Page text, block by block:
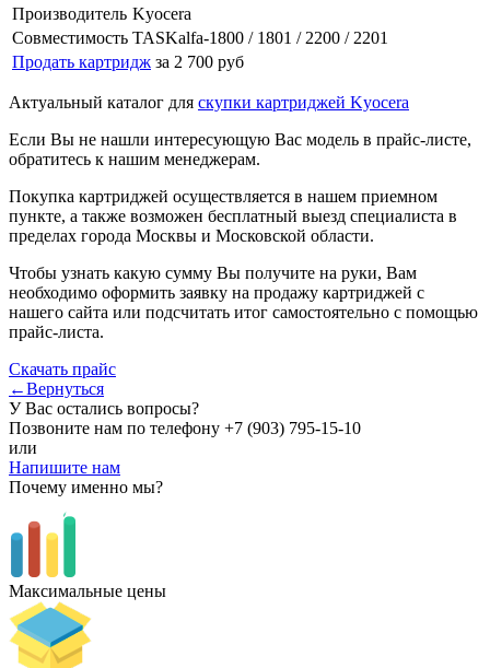
Производитель Kyocera
Совместимость TASKalfa-1800 / 1801 / 2200 / 2201
Продать картридж за 2 700 руб
Актуальный каталог для скупки картриджей Kyocera
Если Вы не нашли интересующую Вас модель в прайс-листе,
обратитесь к нашим менеджерам.
Покупка картриджей осуществляется в нашем приемном
пункте, а также возможен бесплатный выезд специалиста в
пределах города Москвы и Московской области.
Чтобы узнать какую сумму Вы получите на руки, Вам
необходимо оформить заявку на продажу картриджей с
нашего сайта или подсчитать итог самостоятельно с помощью
прайс-листа.
Скачать прайс
←Вернуться
У Вас остались вопросы?
Позвоните нам по телефону +7 (903) 795-15-10
или
Напишите нам
Почему именно мы?
Максимальные цены